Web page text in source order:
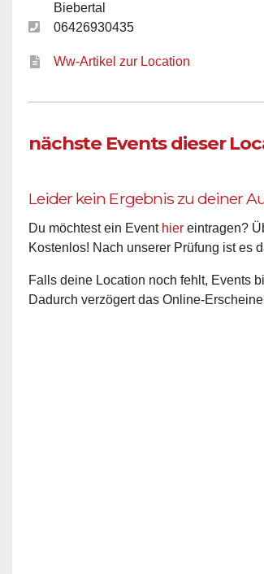
Biebertal
06426930435
Ww-Artikel zur Location
nächste Events dieser
Leider kein Ergebnis zu deiner
Du möchtest ein Event hier eintragen?
Kostenlos! Nach unserer Prüfung ist es
Falls deine Location noch fehlt, Events
Dadurch verzögert das Online-